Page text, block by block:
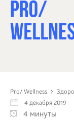
Pro/ Wellness
4 декабря 2019
4 минуты
СПОРТ
ЗДОРОВЬЕ